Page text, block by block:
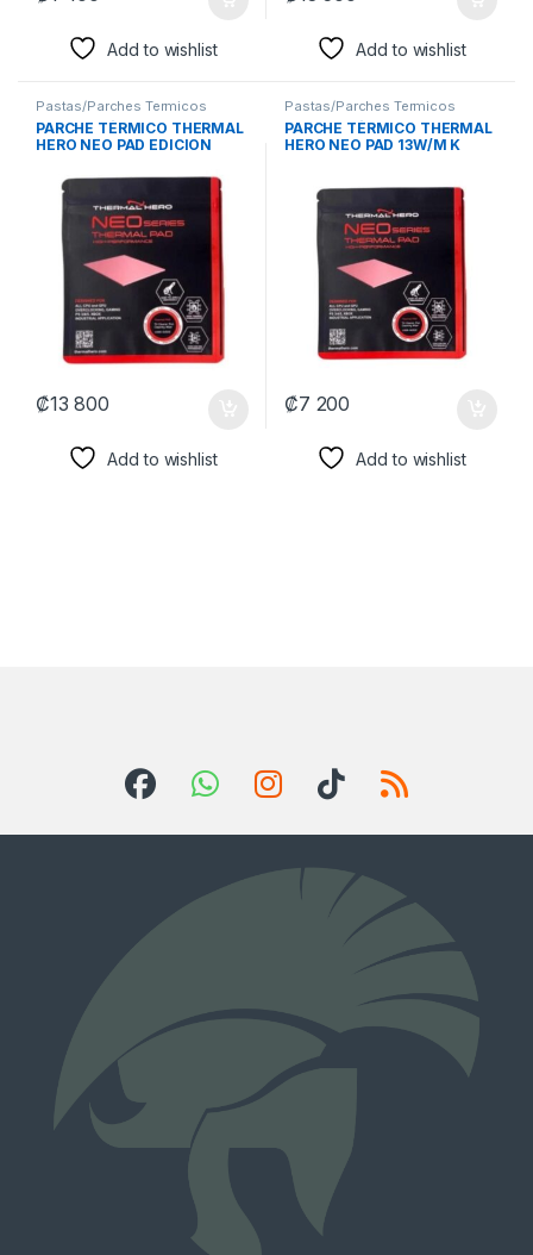
Add to wishlist Add to wishlist
Pastas/Parches Termicos
PARCHE TÉRMICO THERMAL
HERO NEO PAD EDICION
CPU/GPU 100x100MM TH-
412110-OC ROSADO
₡13 800
Add to wishlist
Pastas/Parches Termicos
PARCHE TÉRMICO THERMAL
HERO NEO PAD 13W/M K
ROSADO
₡7 200
Add to wishlist